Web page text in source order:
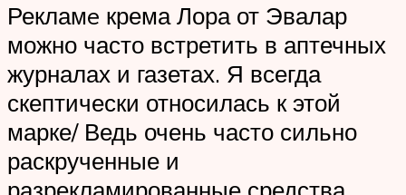
Рекламe крема Лора от Эвалар
можно часто встретить в аптечных
журналах и газетах. Я всегда
скептически относилась к этой
марке/ Ведь очень часто сильно
раскрученные и